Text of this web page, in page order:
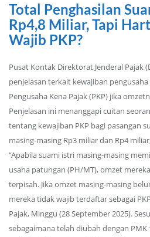
Total Penghasilan
Rp4,8 Miliar, Tapi
Wajib PKP?
Pusat Kontak Direktorat Jenderal Pajak
penjelasan terkait kewajiban
Pengusaha Kena Pajak (PKP) jika
Penjelasan ini menanggapi cuitan
tentang kewajiban PKP bagi pasangan
masing-masing Rp3 miliar dan Rp4
“Apabila suami istri masing-masing
usaha patungan (PH/MT), omzet
terpisah. Jika omzet masing-masing
mereka tidak wajib terdaftar sebagai
Pajak, Minggu (28 September 2025).
sebagaimana telah diubah dengan PMK